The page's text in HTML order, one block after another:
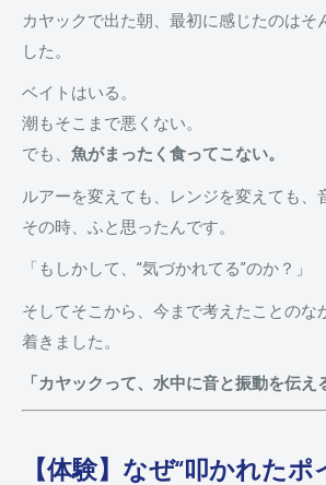
カヤックで出た朝、最初に感じたのはそ
した。
ベイトはいる。
潮もそこまで悪くない。
でも、 魚がまったく食ってこない。
ルアーを変えても、レンジを変えても、
その時、ふと思ったんです。
「もしかして、“気づかれてる”のか？」
そしてそこから、今まで考えたことのな
着きました。
「カヤックって、水中に音と振動を伝え
【体験】なぜ“叩かれたポ